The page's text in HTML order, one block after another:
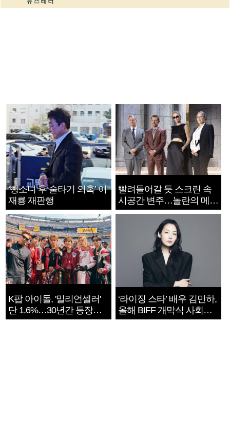
‘뺑소니 후 술타기 의혹’ 이
재룡 재판행
빨려들어갈 듯 스크린 속
시공간 변주…놀란의 메시
지는 ‘전쟁 속죄’
K팝 아이돌, '밀리언셀러'
단 1.6%…30년간 등장
1182개팀 전수조사
‘라이징 스타’ 배우 김민하,
올해 BIFF 개막식 사회자
확정